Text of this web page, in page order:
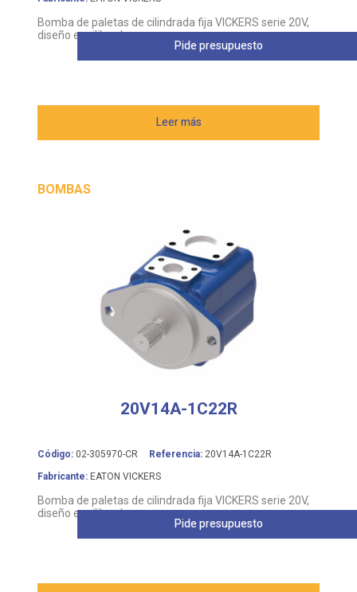
Bomba de paletas de cilindrada fija VICKERS serie 20V,
diseño equilibrado
Leer más
Pide presupuesto
BOMBAS
20V14A-1C22R
Código: 02-305970-CR Referencia: 20V14A-1C22R
Fabricante: EATON VICKERS
Bomba de paletas de cilindrada fija VICKERS serie 20V,
diseño equilibrado
Pide presupuesto